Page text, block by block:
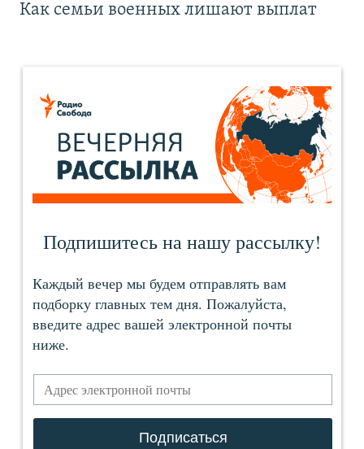
Как семьи военных лишают выплат